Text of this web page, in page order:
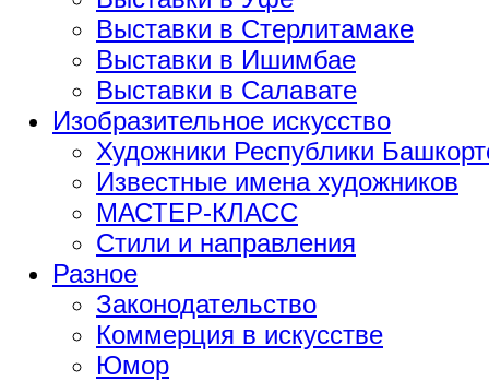
Выставки в Стерлитамаке
Выставки в Ишимбае
Выставки в Салавате
Изобразительное искусство
Художники Республики
Известные имена художников
МАСТЕР-КЛАСС
Стили и направления
Разное
Законодательство
Коммерция в искусстве
Юмор